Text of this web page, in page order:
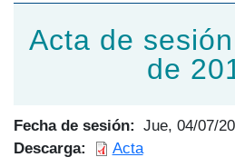
Acta de
de
Fecha de sesión
Jue, 04/07/
Descarga
Acta